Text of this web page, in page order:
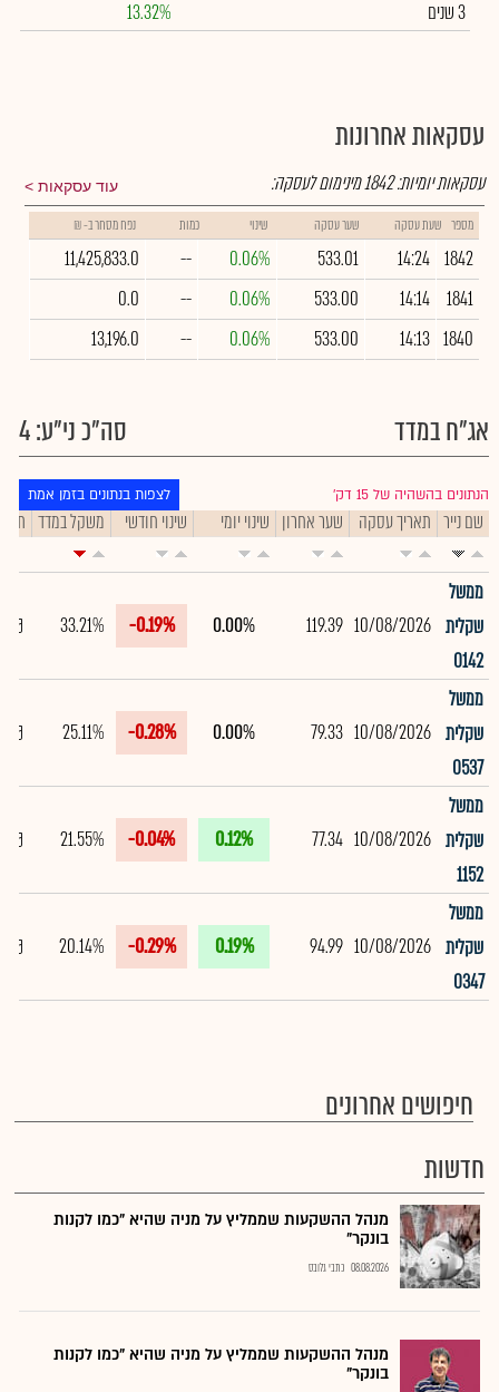
3 שנים 13.32%
עסקאות אחרונות
עוד עסקאות עסקאות יומיות:1842מינימום לעסקה:
מספר שעת עסקה שער עסקה שינוי כמות נפח מסחר ב- ₪
1842
14:24
533.01
0.06%
--
11,425,833.0
1841
14:14
533.00
0.06%
--
0.0
1840
14:13
533.00
0.06%
--
13,196.0
אג"ח במדד סה"כ ני"ע: 4
הנתונים בהשהיה של 15 דק׳ לצפות בנתונים בזמן אמת
שם נייר תאריך עסקה שער אחרון שינוי יומי שינוי חודשי משקל במדד תיק
ממשל
שקלית
0142
10/08/2026
119.39
0.00%
-0.19%
33.21%
ממשל
שקלית
0537
10/08/2026
79.33
0.00%
-0.28%
25.11%
ממשל
שקלית
1152
10/08/2026
77.34
0.12%
-0.04%
21.55%
ממשל
שקלית
0347
10/08/2026
94.99
0.19%
-0.29%
20.14%
חיפושים אחרונים
חדשות
מנהל ההשקעות שממליץ על מניה שהיא "כמו לקנות
בונקר"
08.08.2026 כתבי גלובס
מנהל ההשקעות שממליץ על מניה שהיא "כמו לקנות
בונקר"